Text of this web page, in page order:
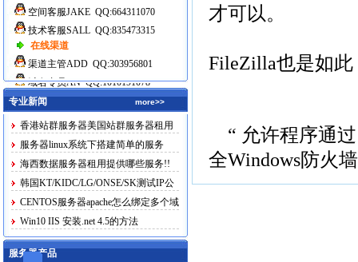
空间客服JAKE QQ:664311070
技术客服SALL QQ:835473315
在线渠道
渠道主管ADD QQ:303956801
域名专员AN QQ:1010191078
专业新闻
more>>
香港站群服务器美国站群服务器租用
服务器linux系统下搭建简单的服务
海西数据服务器租用提供哪些服务!!
韩国KT/KIDC/LG/ONSE/SK测试IP公
布CENTOS服务器apache怎么绑定多个域
名Win10 IIS 安装.net 4.5的方法
服务器产品
才可以。
FileZilla也是如
“ 允许程序通
全Windows防火